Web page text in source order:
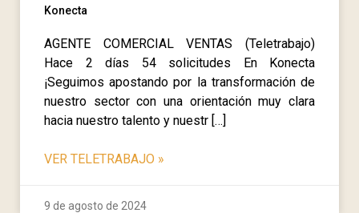
Konecta
AGENTE COMERCIAL VENTAS (Teletrabajo)
Hace 2 días 54 solicitudes En Konecta
¡Seguimos apostando por la transformación de
nuestro sector con una orientación muy clara
hacia nuestro talento y nuestr […]
VER TELETRABAJO »
9 de agosto de 2024